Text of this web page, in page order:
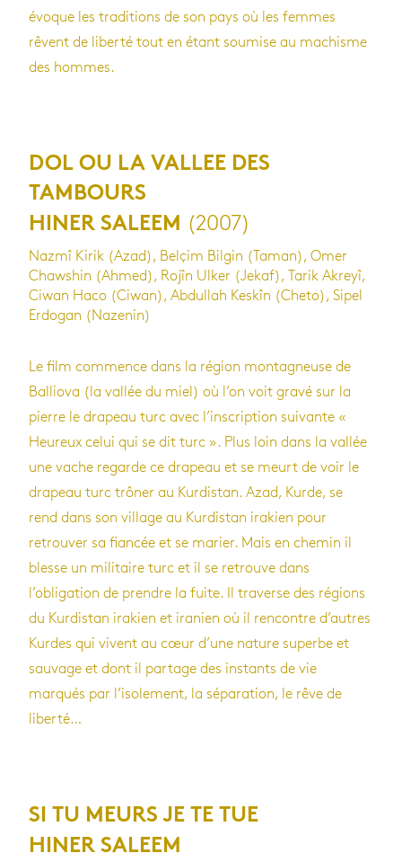
évoque les traditions de son pays où les femmes
rêvent de liberté tout en étant soumise au machisme
des hommes.
DOL OU LA VALLEE DES
TAMBOURS
HINER SALEEM
(2007)
Nazmî Kirik (Azad), Belçim Bilgin (Taman), Omer
Chawshin (Ahmed), Rojîn Ulker (Jekaf), Tarik Akreyî,
Ciwan Haco (Ciwan), Abdullah Keskîn (Cheto), Sipel
Erdogan (Nazenin)
Le film commence dans la région montagneuse de
Balliova (la vallée du miel) où l’on voit gravé sur la
pierre le drapeau turc avec l’inscription suivante «
Heureux celui qui se dit turc ». Plus loin dans la vallée
une vache regarde ce drapeau et se meurt de voir le
drapeau turc trôner au Kurdistan. Azad, Kurde, se
rend dans son village au Kurdistan irakien pour
retrouver sa fiancée et se marier. Mais en chemin il
blesse un militaire turc et il se retrouve dans
l’obligation de prendre la fuite. Il traverse des régions
du Kurdistan irakien et iranien où il rencontre d’autres
Kurdes qui vivent au cœur d’une nature superbe et
sauvage et dont il partage des instants de vie
marqués par l’isolement, la séparation, le rêve de
liberté…
SI TU MEURS JE TE TUE
HINER SALEEM